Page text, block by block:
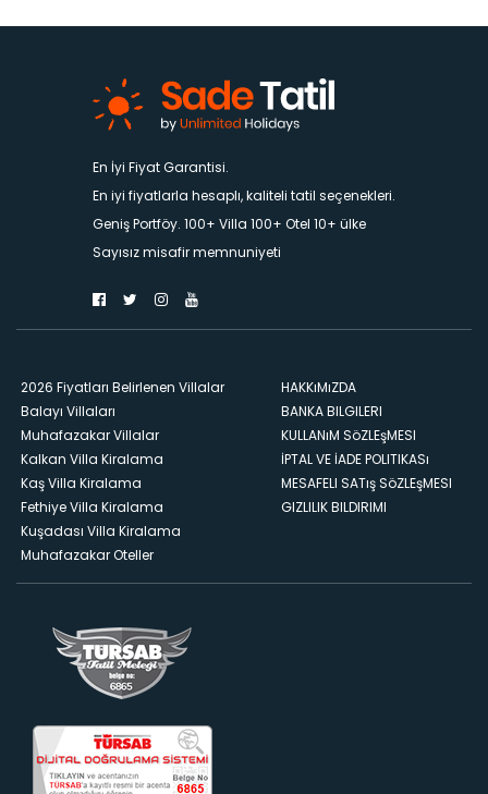
En İyi Fiyat Garantisi.
En iyi fiyatlarla hesaplı, kaliteli tatil seçenekleri.
Geniş Portföy. 100+ Villa 100+ Otel 10+ ülke
Sayısız misafir memnuniyeti
2026 Fiyatları Belirlenen Villalar
Balayı Villaları
Muhafazakar Villalar
Kalkan Villa Kiralama
Kaş Villa Kiralama
Fethiye Villa Kiralama
Kuşadası Villa Kiralama
Muhafazakar Oteller
HAKKıMıZDA
BANKA BILGILERI
KULLANıM SöZLEşMESI
İPTAL VE İADE POLITIKASı
MESAFELI SATış SöZLEşMESI
GIZLILIK BILDIRIMI